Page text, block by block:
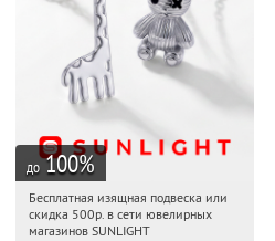
до 100%
15:57:03 Получили:
Россия
Бесплатная изящная подвеска или
скидка 500р. в сети ювелирных
магазинов SUNLIGHT